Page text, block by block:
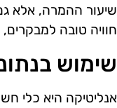
שיעור ההמרה, אלא
חוויה טובה
שימוש